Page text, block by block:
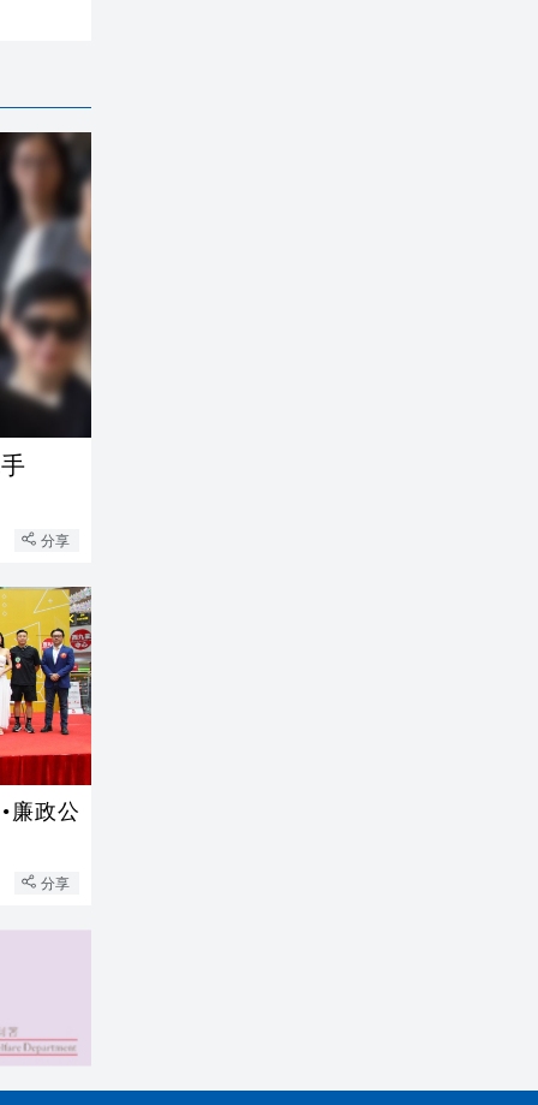
分享
廉政公
分享